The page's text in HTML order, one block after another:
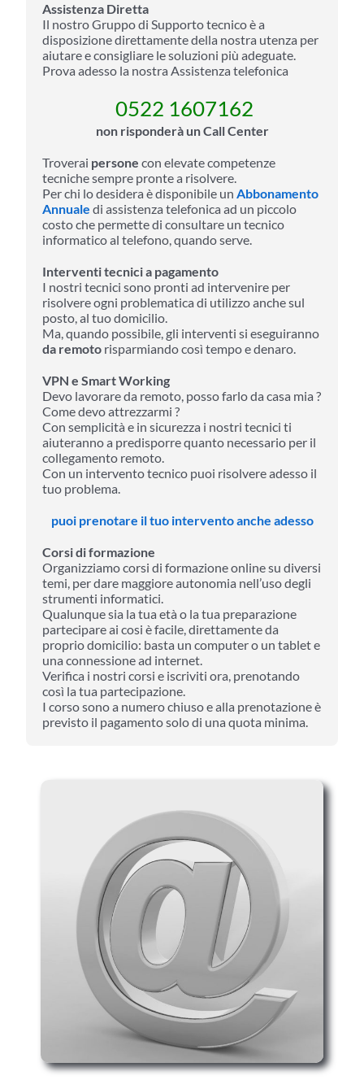
Assistenza Diretta
Il nostro Gruppo di Supporto tecnico è a
disposizione direttamente della nostra utenza per
aiutare e consigliare le soluzioni più adeguate.
Prova adesso la nostra Assistenza telefonica
0522 1607162
non risponderà un Call Center
Troverai persone con elevate competenze
tecniche sempre pronte a risolvere.
Per chi lo desidera è disponibile un Abbonamento
Annuale di assistenza telefonica ad un piccolo
costo che permette di consultare un tecnico
informatico al telefono, quando serve.
Interventi tecnici a pagamento
I nostri tecnici sono pronti ad intervenire per
risolvere ogni problematica di utilizzo anche sul
posto, al tuo domicilio.
Ma, quando possibile, gli interventi si eseguiranno
da remoto risparmiando così tempo e denaro.
VPN e Smart Working
Devo lavorare da remoto, posso farlo da casa mia ?
Come devo attrezzarmi ?
Con semplicità e in sicurezza i nostri tecnici ti
aiuteranno a predisporre quanto necessario per il
collegamento remoto.
Con un intervento tecnico puoi risolvere adesso il
tuo problema.
puoi prenotare il tuo intervento anche adesso
Corsi di formazione
Organizziamo corsi di formazione online su diversi
temi, per dare maggiore autonomia nell’uso degli
strumenti informatici.
Qualunque sia la tua età o la tua preparazione
partecipare ai cosi è facile, direttamente da
proprio domicilio: basta un computer o un tablet e
una connessione ad internet.
Verifica i nostri corsi e iscriviti ora, prenotando
così la tua partecipazione.
I corso sono a numero chiuso e alla prenotazione è
previsto il pagamento solo di una quota minima.